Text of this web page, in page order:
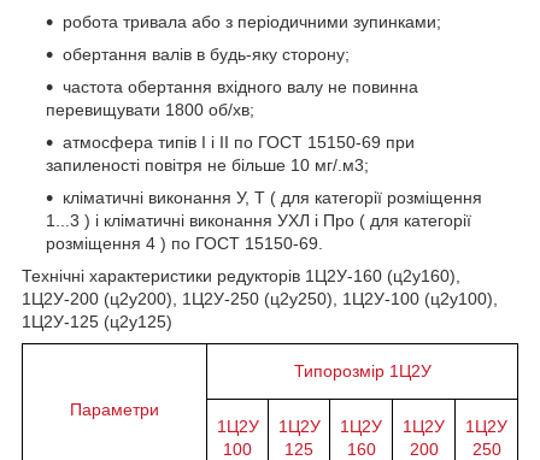
робота тривала або з періодичними зупинками;
обертання валів в будь-яку сторону;
частота обертання вхідного валу не повинна
перевищувати 1800 об/хв;
атмосфера типів I і II по ГОСТ 15150-69 при
запиленості повітря не більше 10 мг/.м3;
кліматичні виконання У, Т ( для категорії розміщення
1...3 ) і кліматичні виконання УХЛ і Про ( для категорії
розміщення 4 ) по ГОСТ 15150-69.
Технічні характеристики редукторів 1Ц2У-160 (ц2у160),
1Ц2У-200 (ц2у200), 1Ц2У-250 (ц2у250), 1Ц2У-100 (ц2у100),
1Ц2У-125 (ц2у125)
Параметри
Типорозмір 1Ц2У
1Ц2У
100
1Ц2У
125
1Ц2У
160
1Ц2У
200
1Ц2У
250